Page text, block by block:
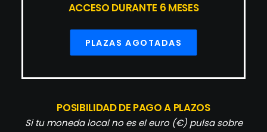
ACCESO DURANTE 6 MESES
PLAZAS AGOTADAS
POSIBILIDAD DE PAGO A PLAZOS
Si tu moneda local no es el euro (€) pulsa sobre